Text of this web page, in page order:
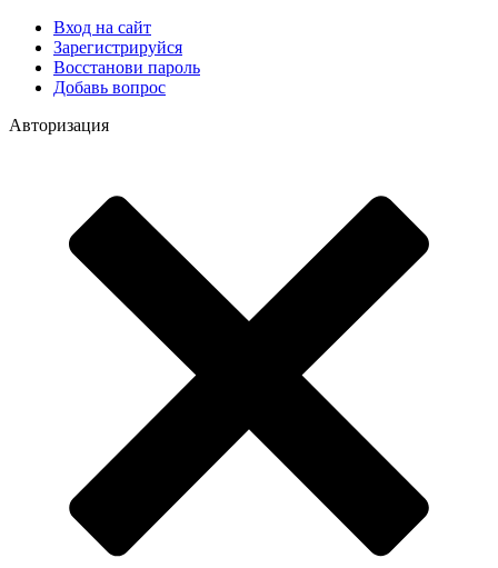
Вход на сайт
Зарегистрируйся
Восстанови пароль
Добавь вопрос
Авторизация